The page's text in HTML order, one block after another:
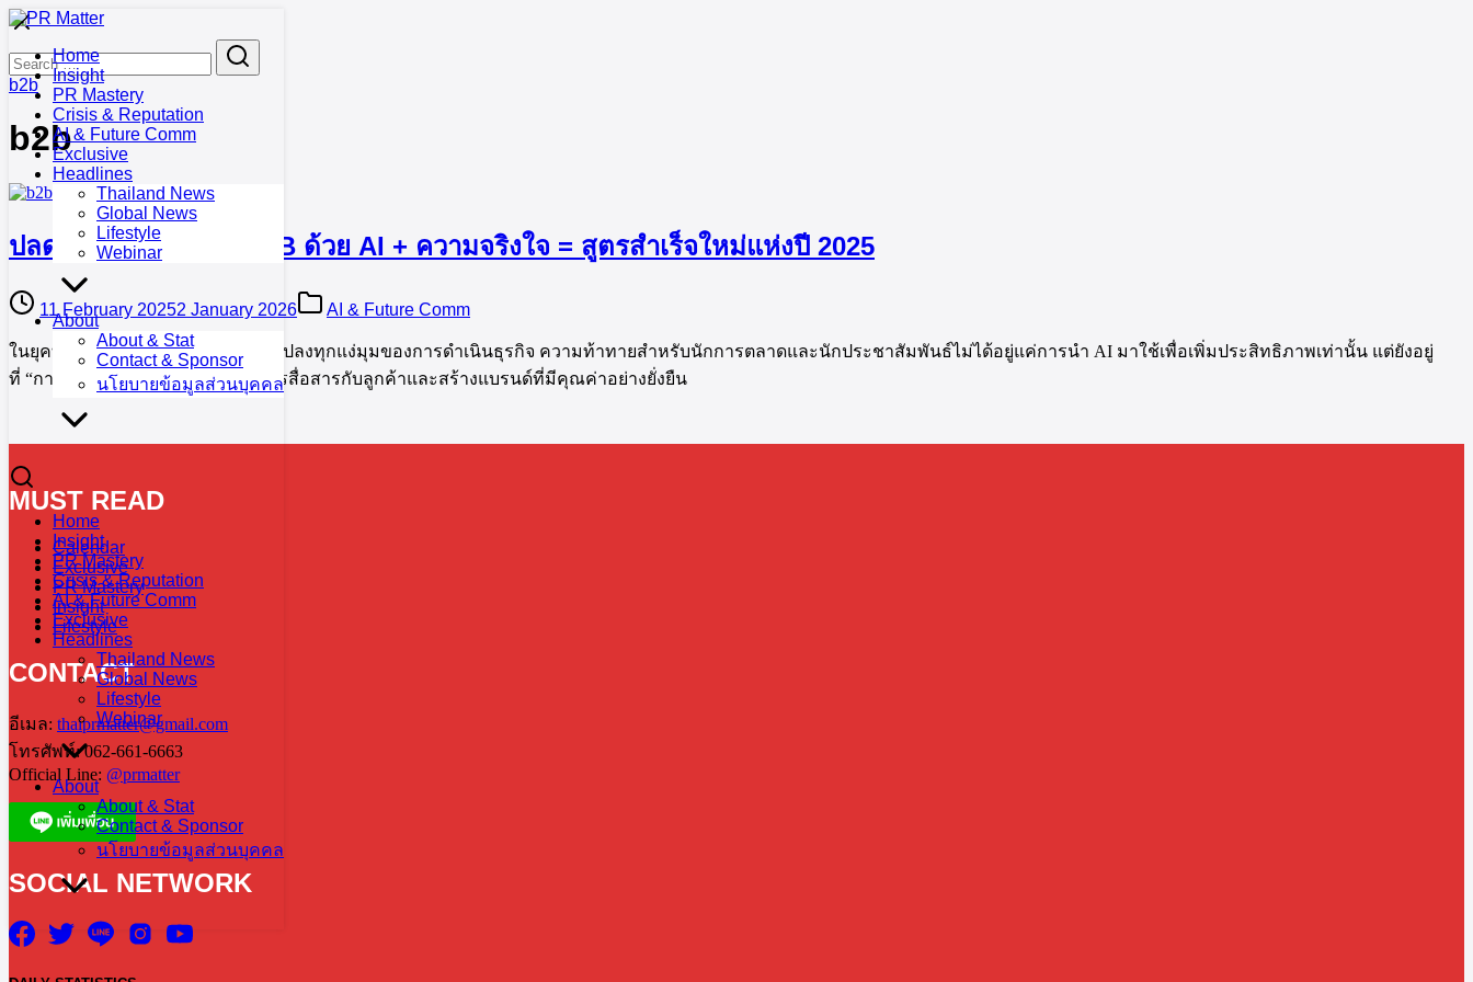
Skip
contentHome
Insight
PR Mastery
Crisis & Reputation
AI & Future Comm
Exclusive
Headlines
Thailand News
Global News
Lifestyle
Webinar
About
About & Stat
Contact & Sponsor
นโยบายข้อมูลส่วนบุคคล
Home
Insight
PR Mastery
Crisis & Reputation
AI & Future Comm
Exclusive
Headlines
Thailand News
Global News
Lifestyle
Webinar
About
About & Stat
Contact & Sponsor
นโยบายข้อมูลส่วนบุคคล
Search
for:
b2b
b2b
ปลดล็อกพลังแบรนด์ B2B ด้วย AI + ความจริงใจ = สูตรสำเร็จใหม่แห่งปี 2025
11 February 20252 January 2026 AI & Future Comm
ในยุคที่เทคโนโลยี AI เข้ามาเปลี่ยนแปลงทุกแง่มุมของการดำเนินธุรกิจ ความท้าทายสำหรับนักการตลาดและนักประชาสัมพันธ์ไม่ได้อยู่แค่การนำ AI มาใช้เพื่อเพิ่มประสิทธิภาพเท่านั้น แต่ยังอยู่
ที่ “การรักษาความเป็นมนุษย์” ในการสื่อสารกับลูกค้าและสร้างแบรนด์ที่มีคุณค่าอย่างยั่งยืน
MUST READ
Calendar
Exclusive
PR Mastery
Insight
Lifestyle
CONTACT
อีเมล: thaiprmatter@gmail.com
โทรศัพท์: 062-661-6663
Official Line: @prmatter
SOCIAL NETWORK